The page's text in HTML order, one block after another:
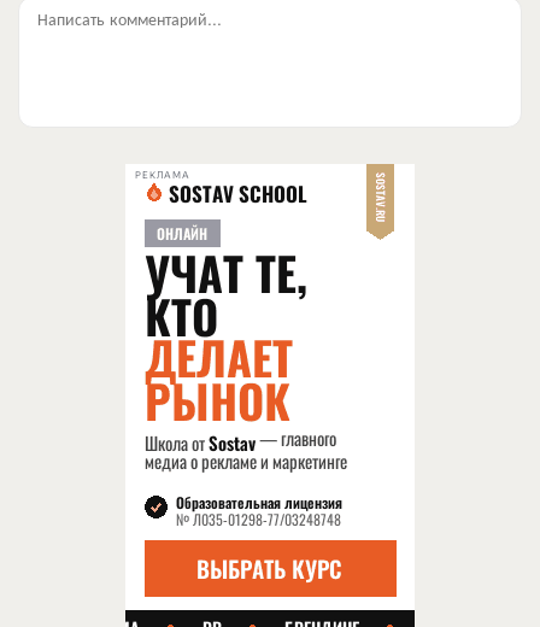
Написать комментарий...
РЕКЛАМА